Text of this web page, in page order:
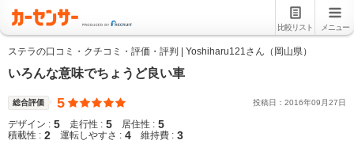
比較リスト メニュー
ステラの口コミ・クチコミ・評価・評判 | Yoshiharu121さん（岡山県）
いろんな意味でちょうど良い車
総合評価 5 投稿日： 2016年09 月27日
デザイン : 5 走行性 : 5 居住性 : 5
積載性 : 2 運転しやすさ : 4 維持費 : 3